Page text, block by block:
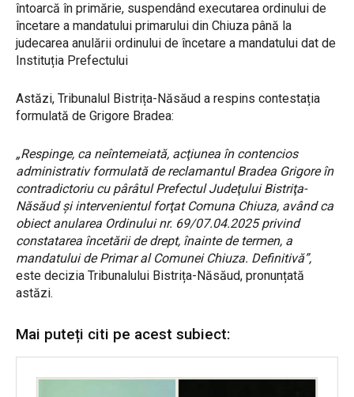
întoarcă în primărie, suspendând executarea ordinului de
încetare a mandatului primarului din Chiuza până la
judecarea anulării ordinului de încetare a mandatului dat de
Instituția Prefectului
Astăzi, Tribunalul Bistrița-Năsăud a respins contestația
formulată de Grigore Bradea:
„Respinge, ca neîntemeiată, acţiunea în contencios
administrativ formulată de reclamantul Bradea Grigore în
contradictoriu cu pârâtul Prefectul Judeţului Bistriţa-
Năsăud şi intervenientul forţat Comuna Chiuza, având ca
obiect anularea Ordinului nr. 69/07.04.2025 privind
constatarea încetării de drept, înainte de termen, a
mandatului de Primar al Comunei Chiuza. Definitivă”,
este decizia Tribunalului Bistrița-Năsăud, pronunțată
astăzi.
Mai puteți citi pe acest subiect: